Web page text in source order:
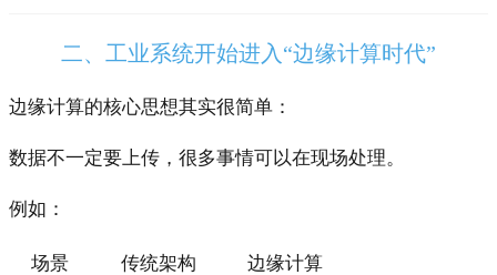
二、工业系统开始进入“边缘计算时代”
边缘计算的核心思想其实很简单：
数据不一定要上传，很多事情可以在现场处理。
例如：
场景 传统架构 边缘计算